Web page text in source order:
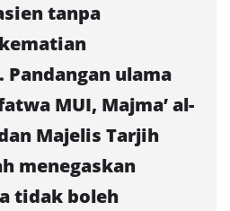
tanpa
ulama
MUI, Majma’ al-
Majelis Tarjih
menegaskan
tidak boleh